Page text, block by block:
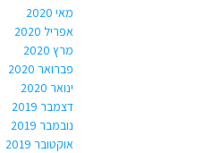
מאי 2020
אפריל 2020
מרץ 2020
פברואר 2020
ינואר 2020
דצמבר 2019
נובמבר 2019
אוקטובר 2019